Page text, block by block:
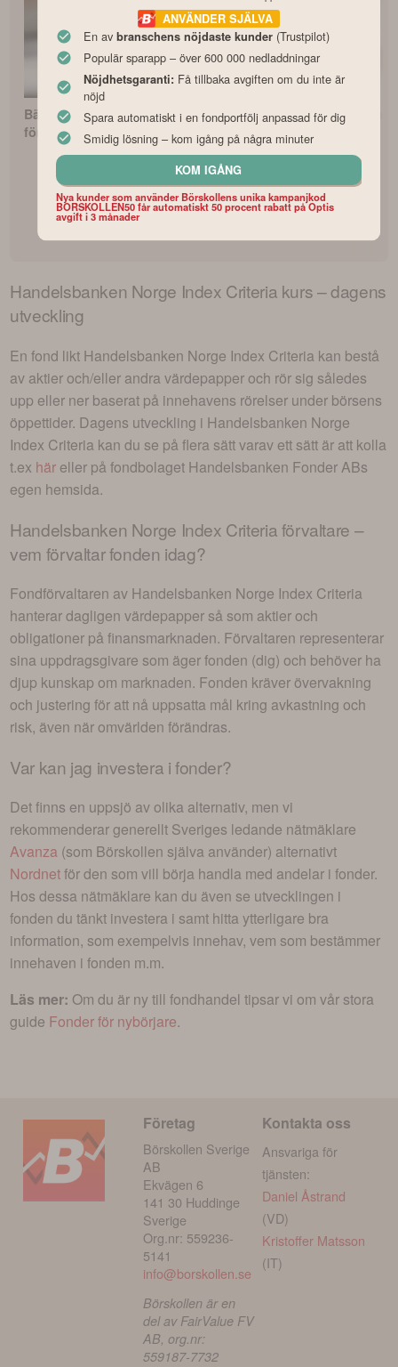
Bästa PPM-fonderna
för pensionssparandet
Avanza Zero – Bästa
indexfonden?
Fonderna
Handelsbanken Norge Index Criteria kurs – dagens
utveckling
En fond likt Handelsbanken Norge Index Criteria kan bestå
av aktier och/eller andra värdepapper och rör sig således
upp eller ner baserat på innehavens rörelser under börsens
öppettider. Dagens utveckling i Handelsbanken Norge
Index Criteria kan du se på flera sätt varav ett sätt är att kolla
t.ex här eller på fondbolaget Handelsbanken Fonder ABs
egen hemsida.
Handelsbanken Norge Index Criteriaförvaltare –
vem förvaltar fonden idag?
Fondförvaltaren av Handelsbanken Norge Index Criteria
hanterar dagligen värdepapper så som aktier och
obligationer på finansmarknaden. Förvaltaren representerar
sina uppdragsgivare som äger fonden (dig) och behöver ha
djup kunskap om marknaden. Fonden kräver övervakning
och justering för att nå uppsatta mål kring avkastning och
risk, även när omvärlden förändras.
Var kan jag investera ifonder?
Det finns en uppsjö av olika alternativ, men vi
rekommenderar generellt Sveriges ledande nätmäklare
Avanza (som Börskollen själva använder) alternativt
Nordnetför den som vill börja handla med andelar ifonder.
Hos dessa nätmäklare kan du även se utvecklingen i
fonden du tänkt investera i samt hitta ytterligare bra
information, som exempelvis innehav, vem som bestämmer
innehaven i fonden m.m.
Läs mer: Om du är ny till fondhandel tipsar vi om vår stora
guide Fonder för nybörjare.
ANVÄNDER SJÄLVA
En av branschens nöjdaste kunder(Trustpilot)
Populär sparapp – över 600 000 nedladdningar
Nöjdhetsgaranti: Få tillbaka avgiften om du inte är
nöjd
Spara automatiskt i en fondportfölj anpassad för dig
Smidig lösning – kom igång på några minuter
KOM IGÅNG
Nya kunder som använder Börskollens unika kampanjkod
BORSKOLLEN50 får automatiskt 50 procent rabatt på Optis
avgift i 3 månader
Företag
Börskollen Sverige
AB
Ekvägen 6
141 30 Huddinge
Sverige
Org.nr: 559236-
5141
info@borskollen.se
Börskollen är en
del av FairValue FV
AB, org.nr:
559187-7732
Kontakta oss
Ansvariga för
tjänsten:
Daniel Åstrand
(VD)
Kristoffer Matsson
(IT)